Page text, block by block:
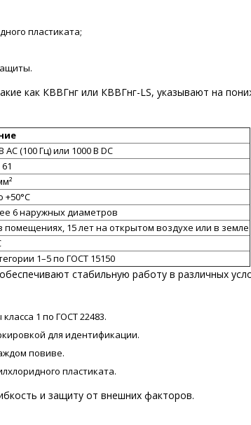
пластиката;
как КВВГнг или КВВГнг-LS, указывают на
AC (100 Гц) или 1000 В DC
+50°C
6 наружных диаметров
помещениях, 15 лет на открытом воздухе или в земле
1–5 по ГОСТ 15150
стабильную работу в различных
1 по ГОСТ 22483.
для идентификации.
повиве.
пластиката.
и защиту от внешних факторов.